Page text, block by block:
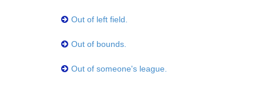
Out of left field.
Out of bounds.
Out of someone's league.